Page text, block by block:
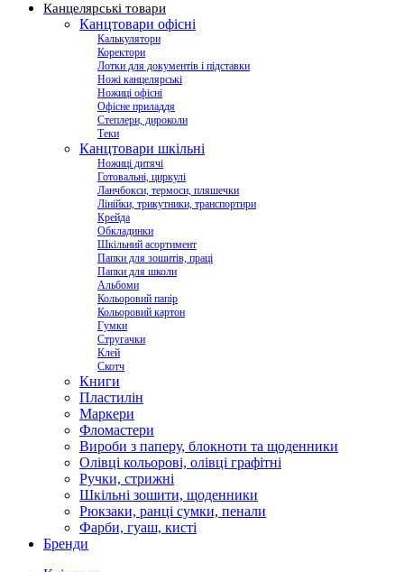
Канцелярські товари
Канцтовари офісні
Калькулятори
Коректори
Лотки для документів і підставки
Ножі канцелярські
Ножиці офісні
Офісне приладдя
Степлери, дироколи
Теки
Канцтовари шкільні
Ножиці дитячі
Готовальні, циркулі
Ланчбокси, термоси, пляшечки
Лінійки, трикутники, транспортири
Крейда
Обкладинки
Шкільний асортимент
Папки для зошитів, праці
Папки для школи
Альбоми
Кольоровий папір
Кольоровий картон
Гумки
Стругачки
Клей
Скотч
Книги
Пластилін
Маркери
Фломастери
Вироби з паперу, блокноти та щоденники
Олівці кольорові, олівці графітні
Ручки, стрижні
Шкільні зошити, щоденники
Рюкзаки, ранці сумки, пенали
Фарби, гуаш, кисті
Бренди